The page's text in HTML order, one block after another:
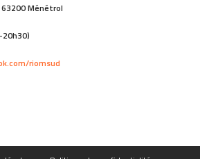
Ménétrol
riomsud